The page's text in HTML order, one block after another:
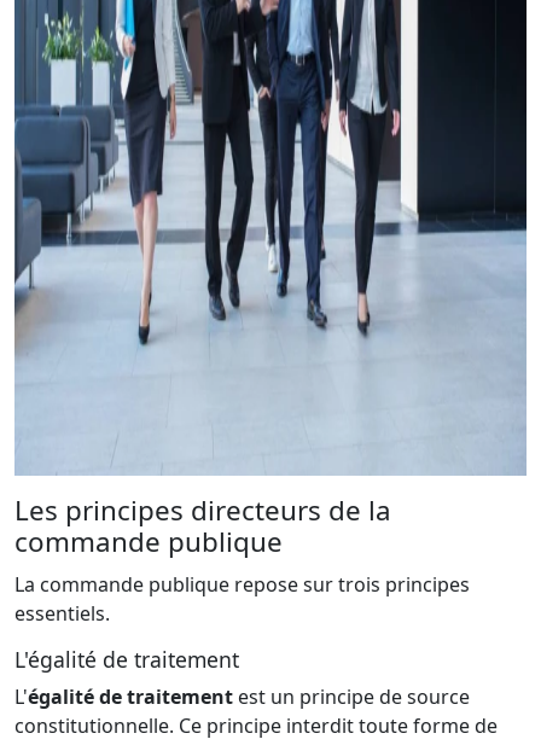
Les principes directeurs de la
commande publique
La commande publique repose sur trois principes
essentiels.
L'égalité de traitement
L'égalité de traitement est un principe de source
constitutionnelle. Ce principe interdit toute forme de